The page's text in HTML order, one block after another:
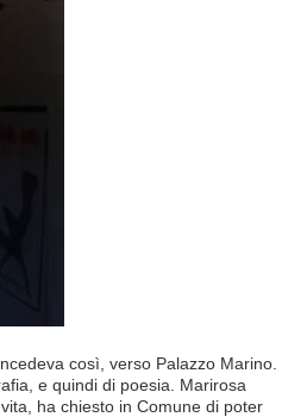
così, verso Palazzo Marino.
e quindi di poesia. Marirosa
ha chiesto in Comune di poter